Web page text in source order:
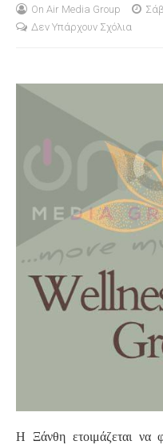
On Air Media Group
Δεν Υπάρχουν Σχόλια
Η Ξάνθη ετοιμάζεται να